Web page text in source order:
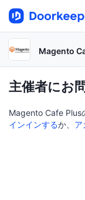
Magento
主催者にお
Magento Cafe Plus
インインするか、 ア